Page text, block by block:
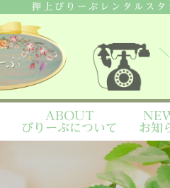
押上びりーぶレンタルスタ
ABOUT
びりーぶについて
お知